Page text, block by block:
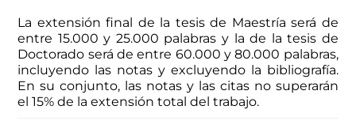
La extensión final de la tesis de Maestría será de
entre 15.000 y 25.000 palabras y la de la tesis de
Doctorado será de entre 60.000 y 80.000 palabras,
incluyendo las notas y excluyendo la bibliografía.
En su conjunto, las notas y las citas no superarán
el 15% de la extensión total del trabajo.